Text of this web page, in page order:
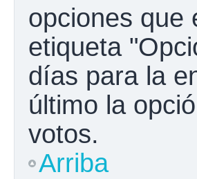
opciones que
etiqueta
días para la
último la
votos.
Arriba